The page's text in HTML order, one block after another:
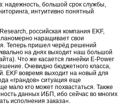
большой срок службы,
интуитивно понятный
российская компания EKF,
наращивает свои
Теперь пришел черёд решений
на днях выходит наш большой
Что же касается линейки E-Power
Очевидно бюджетного класса,
EKF вовремя выходит на новый для
«грандов» ситуация еще
мало кто может похвастаться. Также
данных ИБП, ибо сейчас во многих
исполнения заказа«.